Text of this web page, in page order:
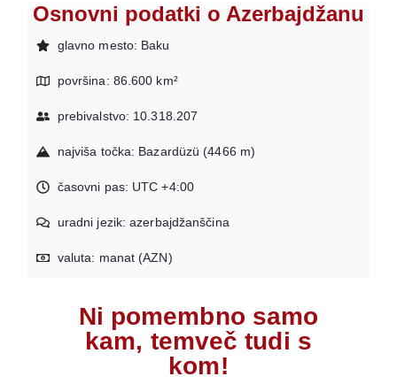
Osnovni podatki o Azerbajdžanu
glavno mesto: Baku
površina: 86.600 km²
prebivalstvo: 10.318.207
najviša točka: Bazardüzü (4466 m)
časovni pas: UTC +4:00
uradni jezik: azerbajdžanščina
valuta: manat (AZN)
Ni pomembno samo
kam, temveč tudi s
kom!